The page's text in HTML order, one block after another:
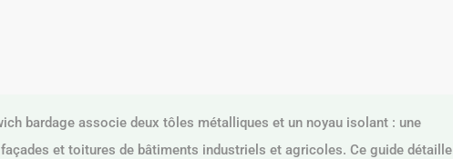
bardage associe deux tôles métalliques et un noyau isolant : une
et toitures de bâtiments industriels et agricoles. Ce guide détaille